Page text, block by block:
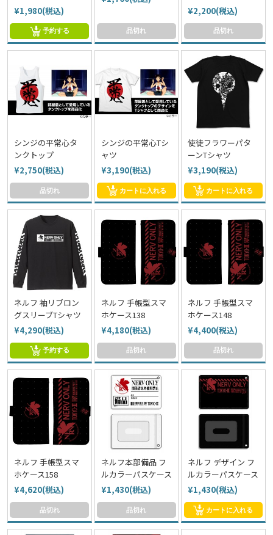
¥1,980(税込)
予約する 品切れ
¥2,200(税込)
品切れ
シンジの平常心タ
ンクトップ
¥2,750(税込)
品切れ
シンジの平常心Tシ
ャツ
¥3,190(税込)
カートに入れる
使徒フラワーパタ
ーンTシャツ
¥3,190(税込)
カートに入れる
ネルフ 袖リブロン
グスリーブTシャツ
¥4,290(税込)
予約する
ネルフ 手帳型スマ
ホケース138
¥4,180(税込)
品切れ
ネルフ 手帳型スマ
ホケース148
¥4,400(税込)
品切れ
ネルフ 手帳型スマ
ホケース158
¥4,620(税込)
品切れ
ネルフ本部備品 フ
ルカラーパスケース
¥1,430(税込)
品切れ
ネルフ デザイン フ
ルカラーパスケース
¥1,430(税込)
カートに入れる